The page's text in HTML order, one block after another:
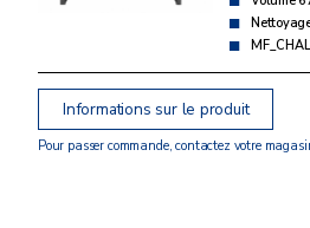
Informations sur le produit
Pour passer commande, contactez votre